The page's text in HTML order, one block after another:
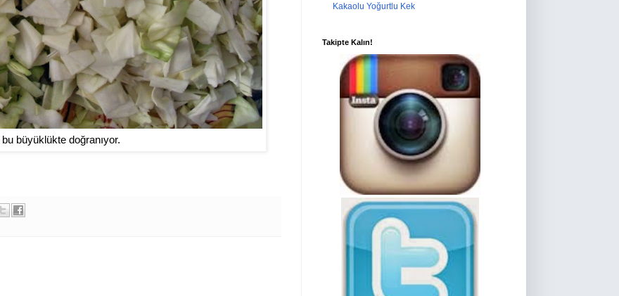
bu büyüklükte doğranıyor.
Kakaolu Yoğurtlu Kek
Takipte Kalın!